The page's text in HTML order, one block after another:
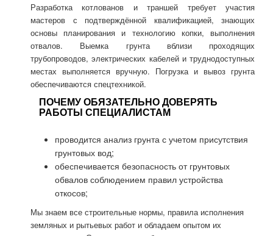
Разработка котлованов и траншей требует участия
мастеров с подтверждённой квалификацией, знающих
основы планирования и технологию копки, выполнения
отвалов. Выемка грунта вблизи проходящих
трубопроводов, электрических кабелей и труднодоступных
местах выполняется вручную. Погрузка и вывоз грунта
обеспечиваются спецтехникой.
ПОЧЕМУ ОБЯЗАТЕЛЬНО ДОВЕРЯТЬ
РАБОТЫ СПЕЦИАЛИСТАМ
проводится анализ грунта с учетом присутствия
грунтовых вод;
обеспечивается безопасность от грунтовых
обвалов соблюдением правил устройства
откосов;
Мы знаем все строительные нормы, правила исполнения
земляных и рытьевых работ и обладаем опытом их